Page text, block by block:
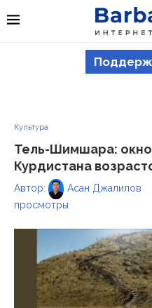
Культура
Тель-Шимшара:
Курдистана
Автор: Асан Джалилов
просмотры